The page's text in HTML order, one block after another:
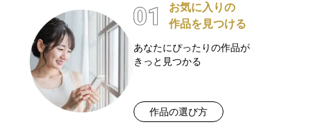
お気に入りの
作品を見つける
あなたにぴったりの作品が
きっと見つかる
作品の選び方